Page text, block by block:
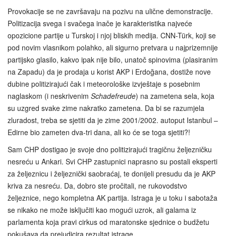
Provokacije se ne završavaju na pozivu na ulične demonstracije.
Politizacija svega i svačega inače je karakteristika najveće
opozicione partije u Turskoj i njoj bliskih medija. CNN-Türk, koji se
pod novim vlasnikom polahko, ali sigurno pretvara u najprizemnije
partijsko glasilo, kakvo ipak nije bilo, unatoč spinovima (plasiranim
na Zapadu) da je prodaja u korist AKP i Erdoğana, dostiže nove
dubine politizirajući čak i meteorološke izvještaje s posebnim
naglaskom (i neskrivenim Schadefreude) na zametena sela, koja
su uzgred svake zime nakratko zametena. Da bi se razumjela
zluradost, treba se sjetiti da je zime 2001/2002. autoput Istanbul –
Edirne bio zameten dva-tri dana, ali ko će se toga sjetiti?!
Sam CHP dostigao je svoje dno politizirajući tragičnu željezničku
nesreću u Ankari. Svi CHP zastupnici naprasno su postali eksperti
za željeznicu i željeznički saobraćaj, te donijeli presudu da je AKP
kriva za nesreću. Da, dobro ste pročitali, ne rukovodstvo
željeznice, nego kompletna AK partija. Istraga je u toku i sabotaža
se nikako ne može isključiti kao mogući uzrok, ali galama iz
parlamenta koja pravi cirkus od maratonske sjednice o budžetu